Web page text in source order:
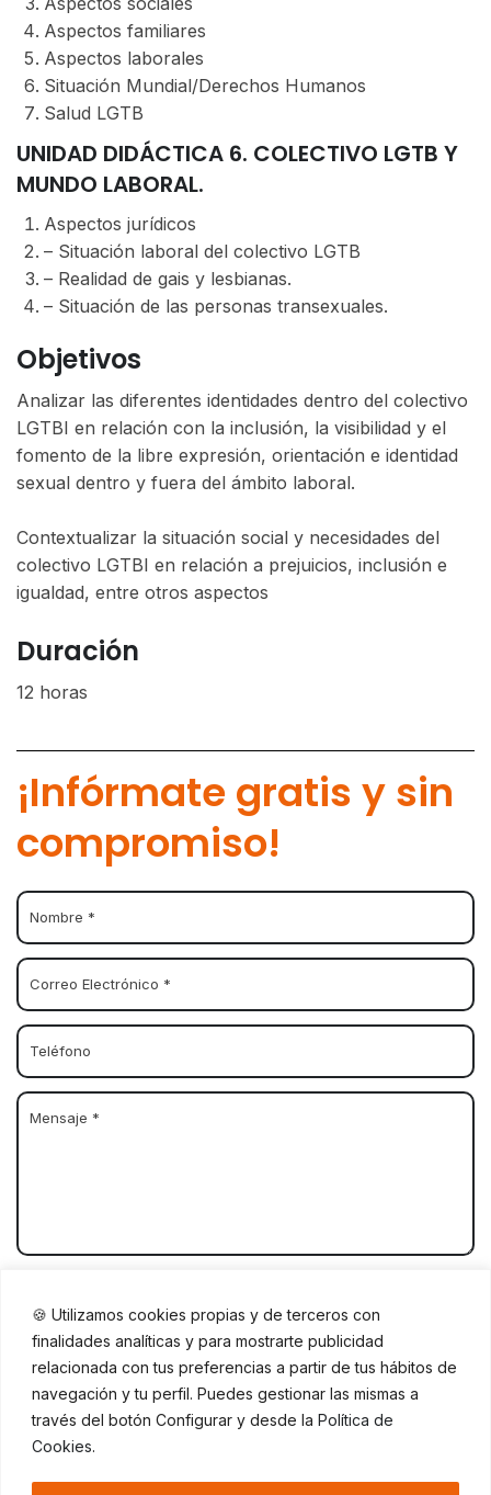
🍪 Utilizamos cookies propias y de terceros con
finalidades analíticas y para mostrarte publicidad
relacionada con tus preferencias a partir de tus hábitos de
navegación y tu perfil. Puedes gestionar las mismas a
través del botón Configurar y desde la Política de
Cookies.
Aspectos familiares
Aspectos laborales
Situación Mundial/Derechos Humanos
Salud LGTB
UNIDAD DIDÁCTICA 6. COLECTIVO LGTB Y
MUNDO LABORAL.
Aspectos jurídicos
– Situación laboral del colectivo LGTB
– Realidad de gais y lesbianas.
– Situación de las personas transexuales.
Objetivos
Analizar las diferentes identidades dentro del colectivo
LGTBI en relación con la inclusión, la visibilidad y el
fomento de la libre expresión, orientación e identidad
sexual dentro y fuera del ámbito laboral.
Contextualizar la situación social y necesidades del
colectivo LGTBI en relación a prejuicios, inclusión e
igualdad, entre otros aspectos
Duración
12 horas
¡Infórmate gratis y sin
compromiso!
comerciales.
He leído y acepto la política de privacidad